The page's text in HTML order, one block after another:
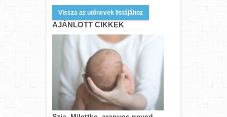
Vissza az utónevek listájához
AJÁNLOTT CIKKEK